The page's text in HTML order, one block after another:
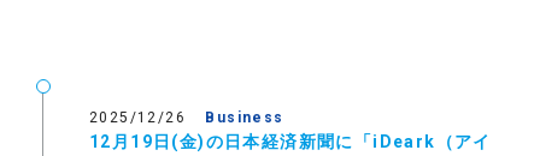
2025/12/26 Business
12月19日(金)の日本経済新聞に「iDeark（アイ